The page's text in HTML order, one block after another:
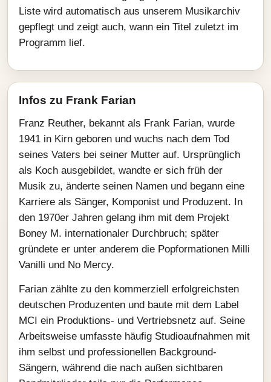
Liste wird automatisch aus unserem Musikarchiv
gepflegt und zeigt auch, wann ein Titel zuletzt im
Programm lief.
Infos zu Frank Farian
Franz Reuther, bekannt als Frank Farian, wurde
1941 in Kirn geboren und wuchs nach dem Tod
seines Vaters bei seiner Mutter auf. Ursprünglich
als Koch ausgebildet, wandte er sich früh der
Musik zu, änderte seinen Namen und begann eine
Karriere als Sänger, Komponist und Produzent. In
den 1970er Jahren gelang ihm mit dem Projekt
Boney M. internationaler Durchbruch; später
gründete er unter anderem die Popformationen Milli
Vanilli und No Mercy.
Farian zählte zu den kommerziell erfolgreichsten
deutschen Produzenten und baute mit dem Label
MCI ein Produktions- und Vertriebsnetz auf. Seine
Arbeitsweise umfasste häufig Studioaufnahmen mit
ihm selbst und professionellen Background-
Sängern, während die nach außen sichtbaren